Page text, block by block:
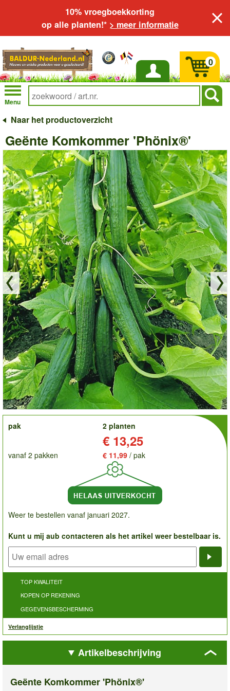
10% vroegboekkorting
op alle planten!* > meer informatie
Inloggen
Menu
0
Naar het productoverzicht
Geënte Komkommer 'Phönix®'
order
pak
2 planten
€ 13,25
vanaf 2 pakken € 11,99 / pak
Weer te bestellen vanaf januari 2027.
Kunt u mij aub contacteren als het artikel weer bestelbaar is.
TOP KWALITEIT
KOPEN OP REKENING
GEGEVENSBESCHERMING
Verlanglijstje
Artikelbeschrijving
Geënte Komkommer 'Phönix®'